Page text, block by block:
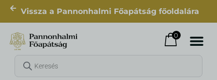
Vissza a Pannonhalmi Főapátság főoldalára
0